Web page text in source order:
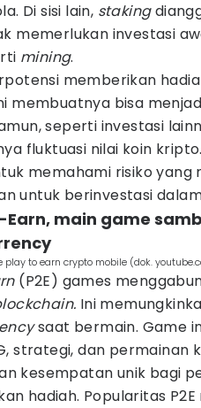
Di sisi lain, staking
memerlukan investasi
mining.
memberikan
membuatnya bisa
seperti investasi
fluktuasi nilai koin
memahami risiko yang
untuk berinvestasi
main game
to earn crypto mobile (dok.
(P2E) games
Ini
saat bermain. Game
strategi, dan permainan
kesempatan unik bagi
hadiah. Popularitas